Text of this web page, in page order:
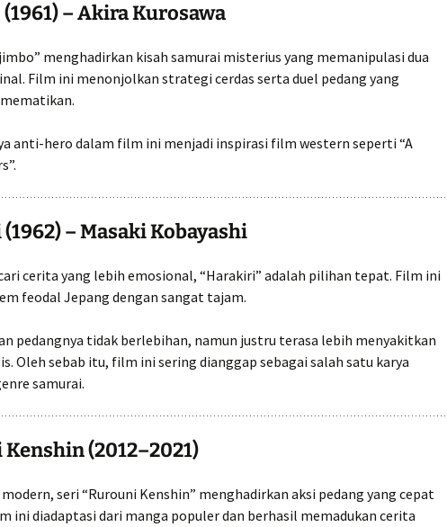
– Akira Kurosawa
menghadirkan kisah samurai misterius yang memanipulasi dua
Film ini menonjolkan strategi cerdas serta duel pedang yang
anti-hero dalam film ini menjadi inspirasi film western seperti “A
– Masaki Kobayashi
cerita yang lebih emosional, “Harakiri” adalah pilihan tepat. Film ini
feodal Jepang dengan sangat tajam.
pedangnya tidak berlebihan, namun justru terasa lebih menyakitkan
Oleh sebab itu, film ini sering dianggap sebagai salah satu karya
samurai.
(2012–2021)
seri “Rurouni Kenshin” menghadirkan aksi pedang yang cepat
ini diadaptasi dari manga populer dan berhasil memadukan cerita